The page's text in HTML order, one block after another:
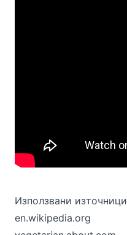
Използвани източници
en.wikipedia.org